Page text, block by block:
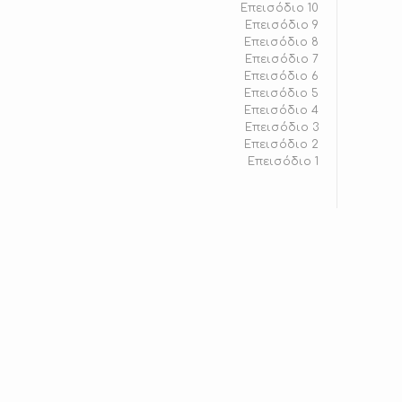
Επεισόδιο 10
Επεισόδιο 9
Επεισόδιο 8
Επεισόδιο 7
Επεισόδιο 6
Επεισόδιο 5
Επεισόδιο 4
Επεισόδιο 3
Επεισόδιο 2
Επεισόδιο 1